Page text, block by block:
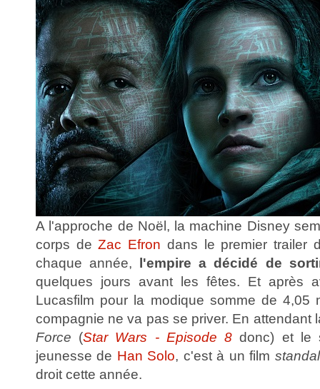
A l'approche de Noël, la machine Disney
corps deZac Efron dans le premier trailer
chaque année, l'empire a décidé de
quelques jours avant les fêtes. Et après
Lucasfilm pour la modique somme de 4,05
compagnie ne va pas se priver. En attendant
Force (Star Wars - Episode 8 donc) et le
jeunesse de Han Solo, c'est à un film
droit cette année.